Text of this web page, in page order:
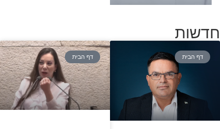
חדשות
דף הבית דף הבית